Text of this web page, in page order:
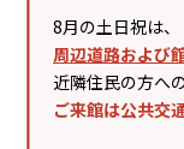
8月の土日祝は、
周辺道路および
近隣住民の方へ
ご来館は公共交
2026/08/02 .Sun -
.Sun
【GARDENS